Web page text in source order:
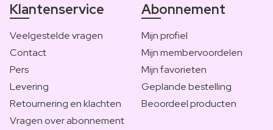
Klantenservice
Veelgestelde vragen
Contact
Pers
Levering
Retournering en klachten
Vragen over abonnement
Abonnement
Mijn profiel
Mijn membervoordelen
Mijn favorieten
Geplande bestelling
Beoordeel producten